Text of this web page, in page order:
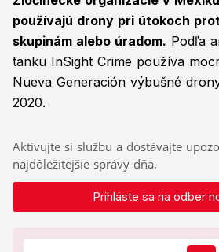
používajú drony pri útokoch
skupinám alebo úradom. Podľa
tanku InSight Crime používa
Nueva Generación výbušné
2020.
Aktivujte si službu a dostávajte
najdôležitejšie správy dňa.
Prihláste sa na odber